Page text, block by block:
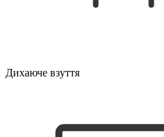
Дихаюче взуття